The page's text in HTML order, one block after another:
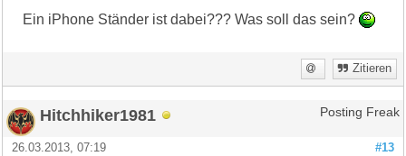
Ein iPhone Ständer ist dabei??? Was soll das sein?
Zitieren
Hitchhiker1981 Posting Freak
#13
26.03.2013, 07:19